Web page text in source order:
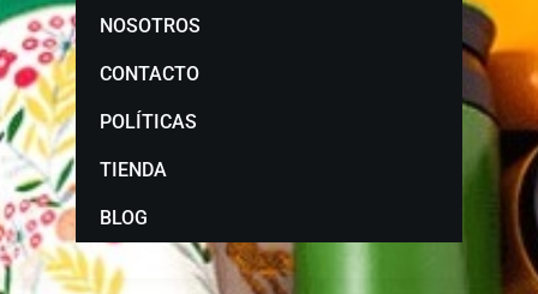
NOSOTROS
CONTACTO
POLÍTICAS
TIENDA
BLOG